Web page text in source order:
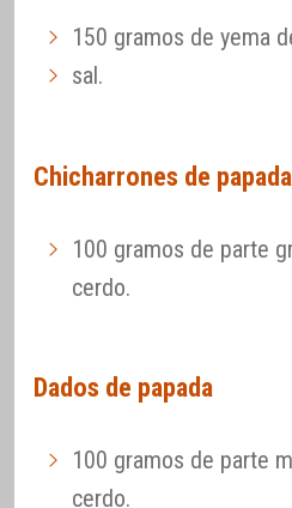
150 gramos de yema
sal.
Chicharrones de papada
100 gramos de parte
cerdo.
Dados de papada
100 gramos de parte
cerdo.